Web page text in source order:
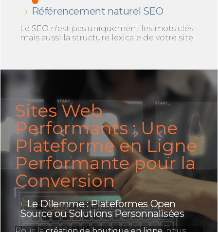
Référencement naturel SEO
Le SEO n'est pas uniquement les mots clés
mais aussi la structure lexicale de votre site.
Sites Web
Performants : Une
Plateforme en Ligne
Performante pour la
Conversion
Le Dilemme : Plateformes Open
Source ou Solutions Personnalisées